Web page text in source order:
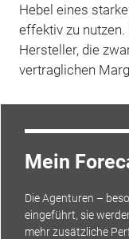
Hebel eines
effektiv zu
Hersteller, die
vertraglichen
Mein
Die Agenturen –
eingeführt, sie
mehr zusätzliche